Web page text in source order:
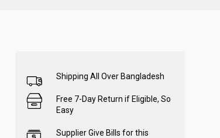
Shipping All Over Bangladesh
Free 7-Day Return if Eligible, So
Easy
Supplier Give Bills for this